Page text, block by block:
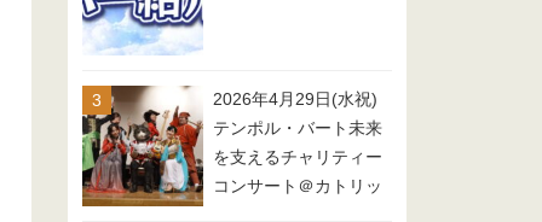
2026年4月29日(水祝)
テンポル・バート未来
を支えるチャリティー
コンサート＠カトリッ